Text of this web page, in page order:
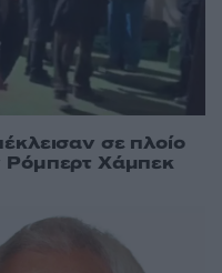
σε πλοίο
Ρόμπερτ Χάμπεκ